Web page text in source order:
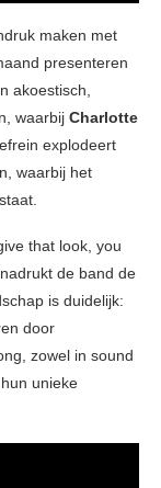
maken met
presenteren
akoestisch,
waarbij Charlotte
explodeert
waarbij het
that look, you
de band de
is duidelijk:
door
zowel in sound
unieke